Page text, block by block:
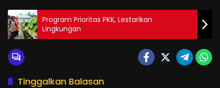
Program Prioritas PKK, Lestarikan
Lingkungan
Tinggalkan Balasan